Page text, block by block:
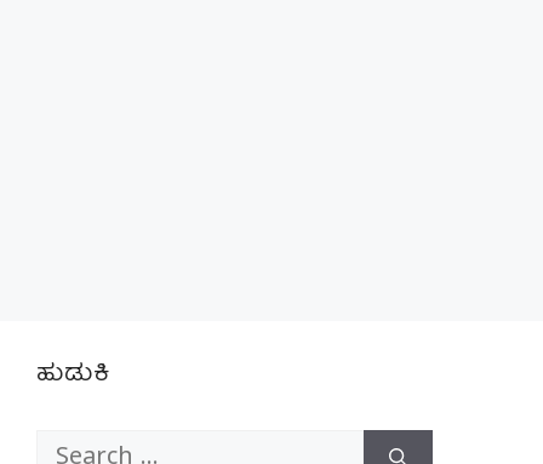
ಹುಡುಕಿ
Search